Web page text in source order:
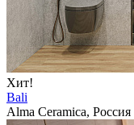
Хит!
Bali
Alma Ceramica, Россия